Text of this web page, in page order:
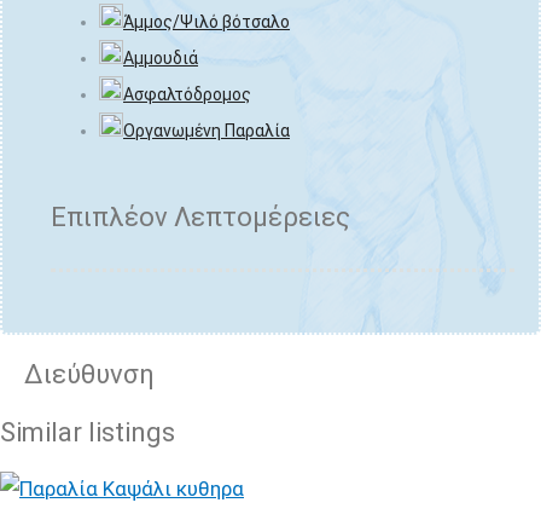
Άμμος/Ψιλό βότσαλο
Αμμουδιά
Ασφαλτόδρομος
Οργανωμένη Παραλία
Επιπλέον Λεπτομέρειες
Διεύθυνση
Similar listings